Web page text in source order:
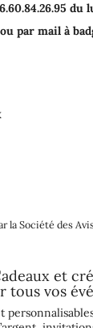
par mail à
la Société des
et
tous vos